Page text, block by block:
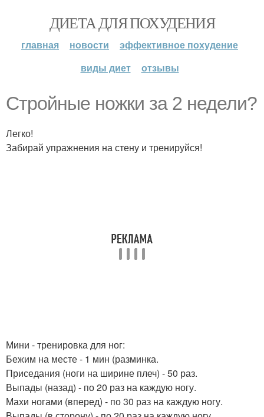
ДИЕТА ДЛЯ ПОХУДЕНИЯ
главная новости
эффективное похудение
виды диет
отзывы
Стройные ножки за 2 недели?
Легко!
Забирай упражнения на стену и тренируйся!
Мини - тренировка для ног:
Бежим на месте - 1 мин (разминка.
Приседания (ноги на ширине плеч) - 50 раз.
Выпады (назад) - по 20 раз на каждую ногу.
Махи ногами (вперед) - по 30 раз на каждую ногу.